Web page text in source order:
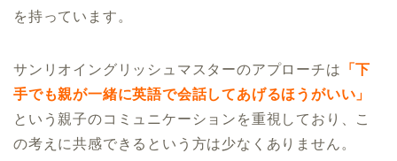
を持っています。
サンリオイングリッシュマスターのアプローチは 「下
手でも親が一緒に英語で会話してあげるほうがいい」
という親子のコミュニケーションを重視しており、こ
の考えに共感できるという方は少なくありません。